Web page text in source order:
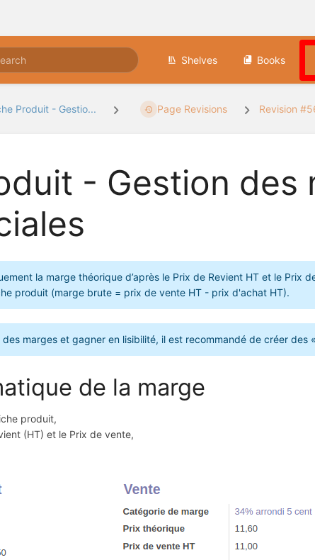
Shelves Books
Produit - Gestio... Page Revisions Revision
- Gestion des
la marge théorique d’après le Prix de Revient HT et le Prix
produit (marge brute = prix de vente HT - prix d'achat HT).
marges et gagner en lisibilité, il est recommandé de créer des
de la marge
produit,
(HT) et le Prix de vente,